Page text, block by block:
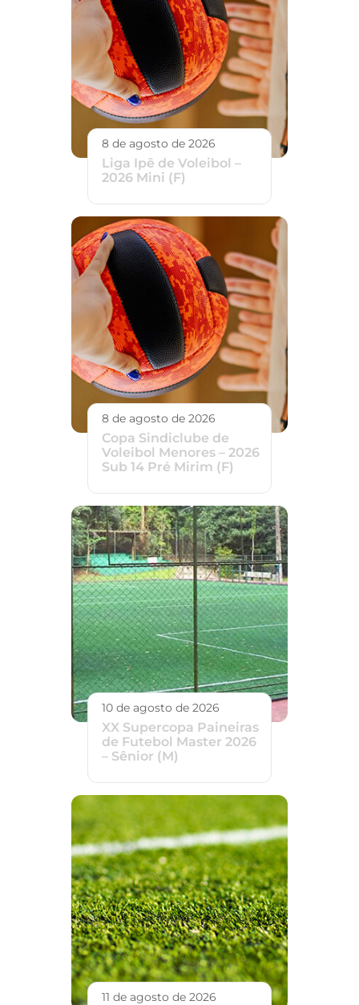
8 de agosto de 2026
Liga Ipê de Voleibol –
2026 Mini (F)
8 de agosto de 2026
Copa Sindiclube de
Voleibol Menores – 2026
Sub 14 Pré Mirim (F)
10 de agosto de 2026
XX Supercopa Paineiras
de Futebol Master 2026
– Sênior (M)
11 de agosto de 2026